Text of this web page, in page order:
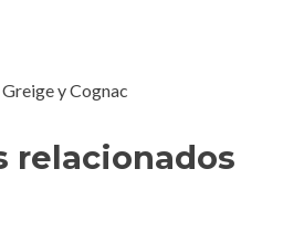
y Cognac
relacionados